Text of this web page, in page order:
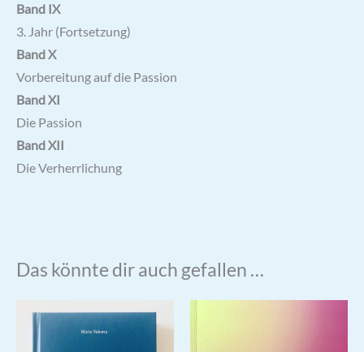
Band IX
3. Jahr (Fortsetzung)
Band X
Vorbereitung auf die Passion
Band XI
Die Passion
Band XII
Die Verherrlichung
Das könnte dir auch gefallen …